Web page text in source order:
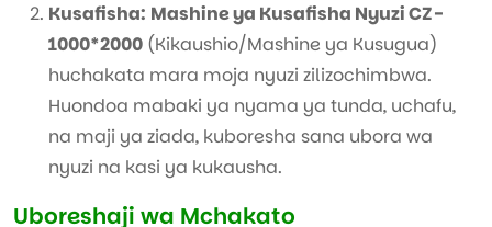
Kusafisha: Mashine ya Kusafisha Nyuzi CZ-
1000*2000 (Kikaushio/Mashine ya Kusugua)
huchakata mara moja nyuzi zilizochimbwa.
Huondoa mabaki ya nyama ya tunda, uchafu,
na maji ya ziada, kuboresha sana ubora wa
nyuzi na kasi ya kukausha.
Uboreshaji wa Mchakato